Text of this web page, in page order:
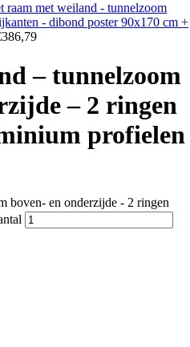
raam met weiland - tunnelzoom
- dibond poster 90x170 cm +
386,79
– tunnelzoom
– 2 ringen
profielen
boven- en onderzijde - 2 ringen